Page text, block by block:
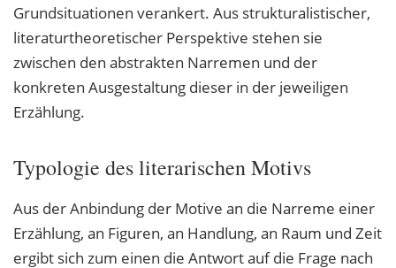
Grundsituationen verankert. Aus strukturalistischer,
literaturtheoretischer Perspektive stehen sie
zwischen den abstrakten Narremen und der
konkreten Ausgestaltung dieser in der jeweiligen
Erzählung.
Typologie des literarischen Motivs
Aus der Anbindung der Motive an die Narreme einer
Erzählung, an Figuren, an Handlung, an Raum und Zeit
ergibt sich zum einen die Antwort auf die Frage nach